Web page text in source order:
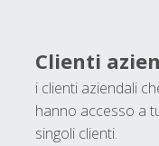
Clienti
i clienti aziendali
hanno accesso a
singoli clienti.